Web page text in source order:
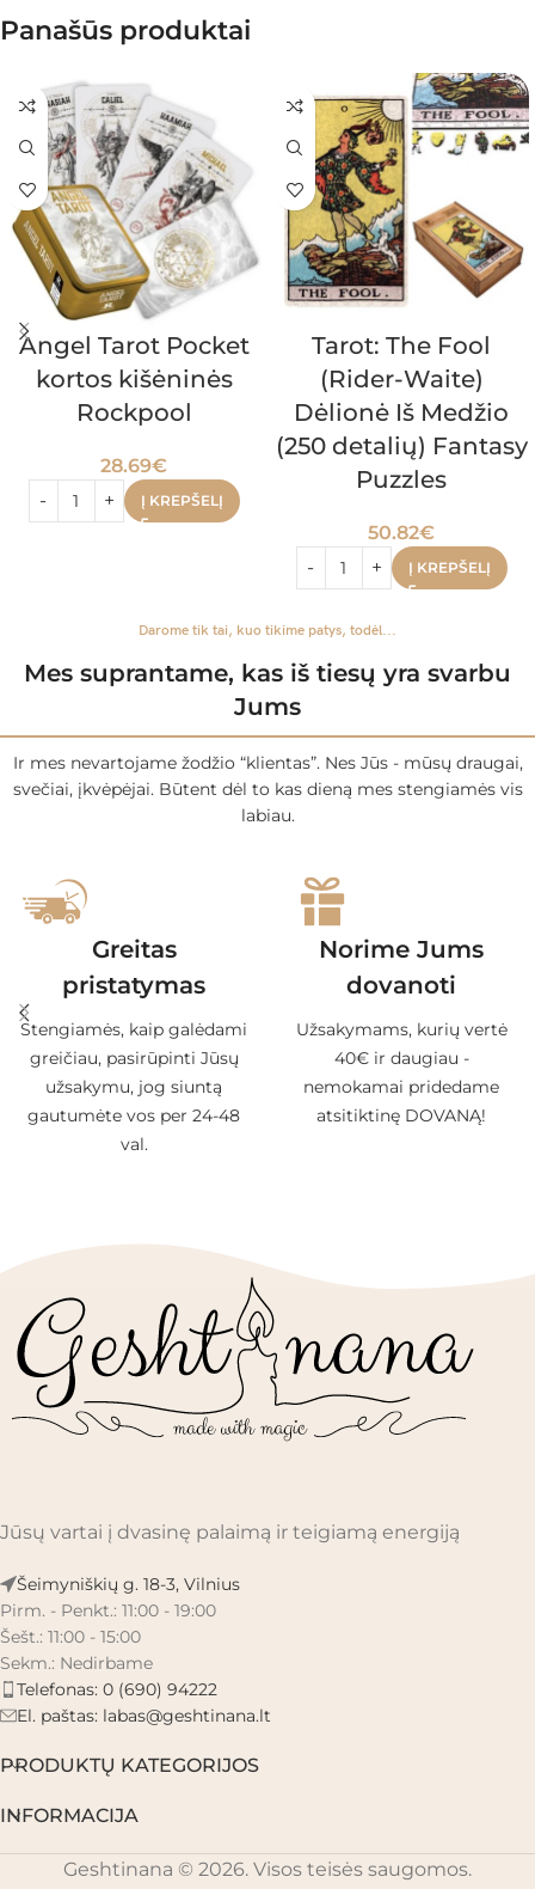
Panašūs produktai
Angel Tarot Pocket
kortos kišėninės
Rockpool
28.69€
Į KREPŠELĮ
Tarot: The Fool
(Rider-Waite)
Dėlionė Iš Medžio
(250 detalių) Fantasy
Puzzles
50.82€
Į KREPŠELĮ
Darome tik tai, kuo tikime patys, todėl...
Mes suprantame, kas iš tiesų yra svarbu
Jums
Ir mes nevartojame žodžio “klientas”. Nes Jūs - mūsų draugai,
svečiai, įkvėpėjai. Būtent dėl to kas dieną mes stengiamės vis
labiau.
Greitas
pristatymas
Stengiamės, kaip galėdami
greičiau, pasirūpinti Jūsų
užsakymu, jog siuntą
gautumėte vos per 24-48
val.
Norime Jums
dovanoti
Užsakymams, kurių vertė
40€ ir daugiau -
nemokamai pridedame
atsitiktinę DOVANĄ!
Jūsų vartai į dvasinę palaimą ir teigiamą energiją
Šeimyniškių g. 18-3, Vilnius
Pirm. - Penkt.: 11:00 - 19:00
Šešt.: 11:00 - 15:00
Sekm.: Nedirbame
Telefonas: 0 (690) 94222
El. paštas: labas@geshtinana.lt
PRODUKTŲ KATEGORIJOS
INFORMACIJA
Geshtinana © 2026. Visos teisės saugomos.